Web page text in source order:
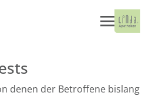
denen der Betroffene bislang